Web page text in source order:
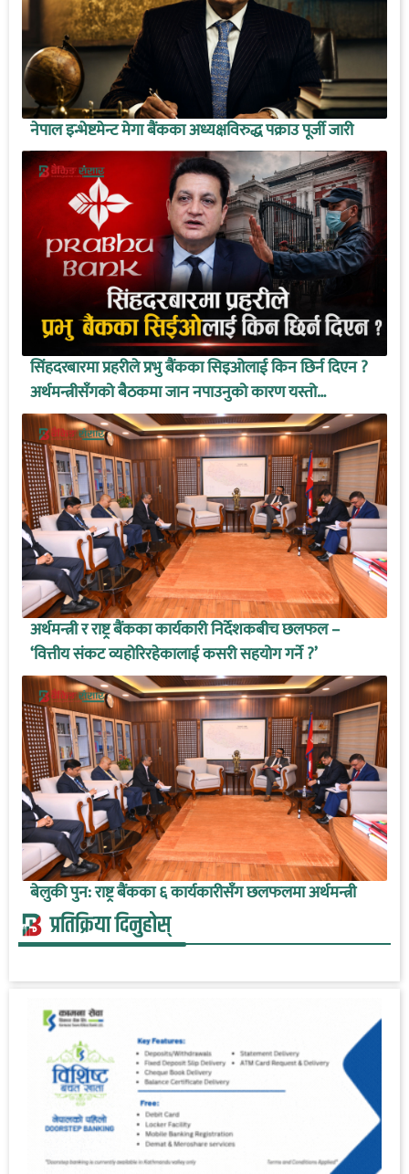
नेपाल इन्भेष्टमेन्ट मेगा बैंकका अध्यक्षविरुद्ध पक्राउ पूर्जी जारी
सिंहदरबारमा प्रहरीले प्रभु बैंकका सिइओलाई किन छिर्न दिएन ?
अर्थमन्त्रीसँगको बैठकमा जान नपाउनुको कारण यस्तो…
अर्थमन्त्री र राष्ट्र बैंकका कार्यकारी निर्देशकबीच छलफल –
‘वित्तीय संकट व्यहोरिरहेकालाई कसरी सहयोग गर्ने ?’
बेलुकी पुन: राष्ट्र बैंकका ६ कार्यकारीसँग छलफलमा अर्थमन्त्री
प्रतिक्रिया दिनुहोस्